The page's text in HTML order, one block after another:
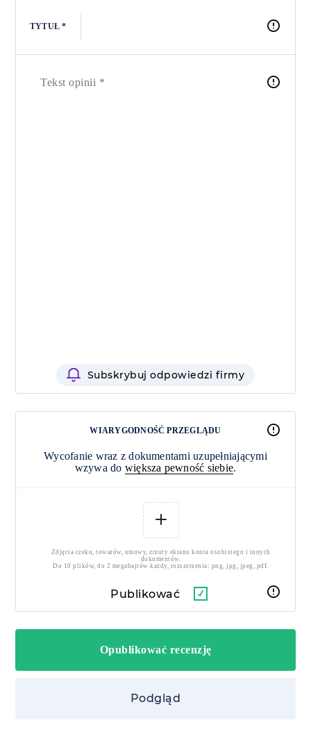
TYTUŁ *
Subskrybuj odpowiedzi firmy
WIARYGODNOŚĆ PRZEGLĄDU
Wycofanie wraz z dokumentami uzupełniającymi
wzywa do większa pewność siebie.
Publikować
Zdjęcia czeku, towarów, umowy, zrzuty ekranu konta osobistego i innych
dokumentów.
Do 10 plików, do 2 megabajtów każdy, rozszerzenia: png, jpg, jpeg, pdf.
Podgląd